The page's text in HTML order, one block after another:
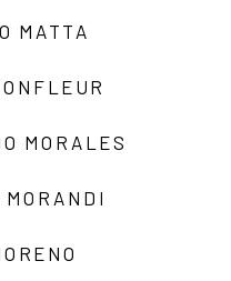
MATTA
MORALES
MORANDI